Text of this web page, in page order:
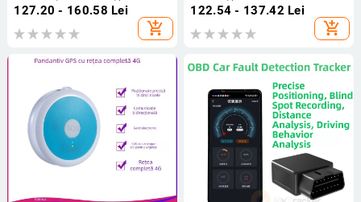
20 m, memorie în cloud, baterie 96
h, moduri de alarmă: vibrare, SOS,
mobil, gardă perimetrală, viteză
127.20 - 160.58 Lei
add_shopping_cart
rezistent la apă, monitorizare ritm
122.54 - 137.42 Lei
add_shopping_cart